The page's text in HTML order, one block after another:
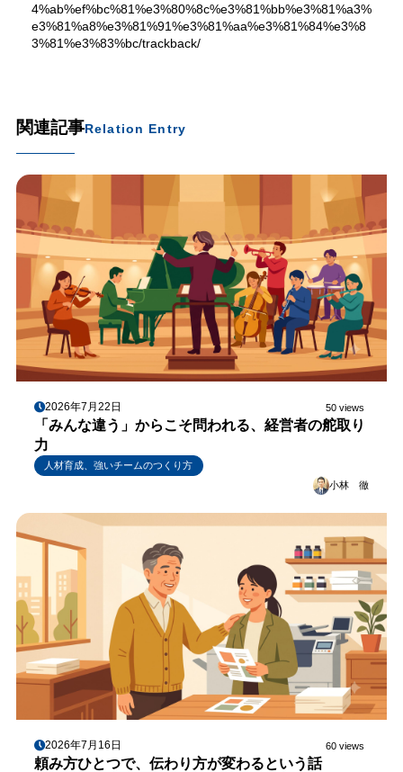
4%ab%ef%bc%81%e3%80%8c%e3%81%bb%e3%81%a3%
e3%81%a8%e3%81%91%e3%81%aa%e3%81%84%e3%8
3%81%e3%83%bc/trackback/
関連記事Relation Entry
2026年7月22日 50 views
「みんな違う」からこそ問われる、経営者の舵取り
力
人材育成、強いチームのつくり方
小林 徹
2026年7月16日 60 views
頼み方ひとつで、伝わり方が変わるという話